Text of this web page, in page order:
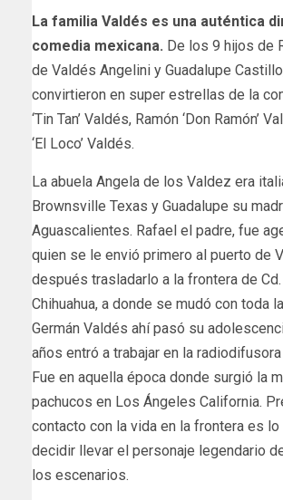
La familia Valdés es una auténtica
comedia mexicana. De los 9 hijos de
de Valdés Angelini y Guadalupe
convirtieron en super estrellas de la
‘Tin Tan’ Valdés, Ramón ‘Don Ramón’
‘El Loco’ Valdés.
La abuela Angela de los Valdez era
Brownsville Texas y Guadalupe su
Aguascalientes. Rafael el padre, fue
quien se le envió primero al puerto de
después trasladarlo a la frontera de
Chihuahua, a donde se mudó con toda
Germán Valdés ahí pasó su
años entró a trabajar en la
Fue en aquella época donde surgió la
pachucos en Los Ángeles California.
contacto con la vida en la frontera es lo
decidir llevar el personaje legendario
los escenarios.